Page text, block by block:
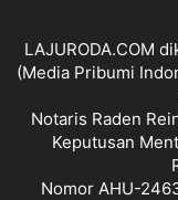
LAJURODA.COM
(Media Pribumi
Notaris Raden
Keputusan
Nomor AHU-